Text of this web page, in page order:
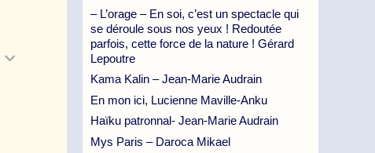
– L’orage – En soi, c’est un spectacle qui
se déroule sous nos yeux ! Redoutée
parfois, cette force de la nature ! Gérard
Lepoutre
Kama Kalin – Jean-Marie Audrain
En mon ici, Lucienne Maville-Anku
Haïku patronnal- Jean-Marie Audrain
Mys Paris – Daroca Mikael